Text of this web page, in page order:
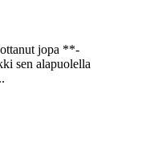
jopa **-
sen alapuolella